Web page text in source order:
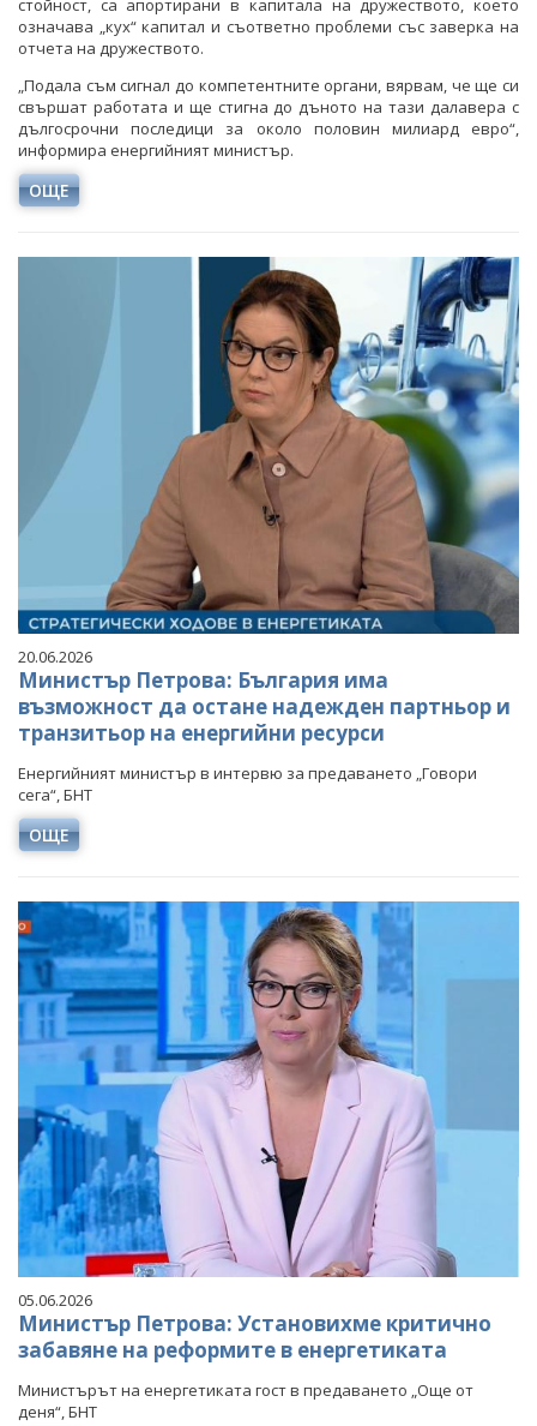
стойност, са апортирани в капитала на дружеството, което
означава „кух“ капитал и съответно проблеми със заверка на
отчета на дружеството.
„Подала съм сигнал до компетентните органи, вярвам, че ще си
свършат работата и ще стигна до дъното на тази далавера с
дългосрочни последици за около половин милиард евро“,
информира енергийният министър.
ОЩЕ
20.06.2026
Министър Петрова: България има
възможност да остане надежден партньор и
транзитьор на енергийни ресурси
Енергийният министър в интервю за предаването „Говори
сега“, БНТ
ОЩЕ
05.06.2026
Министър Петрова: Установихме критично
забавяне на реформите в енергетиката
Министърът на енергетиката гост в предаването „Още от
деня“, БНТ